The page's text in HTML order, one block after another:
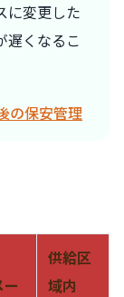
に変更した
遅くなるこ
の保安管理
供給区
域内